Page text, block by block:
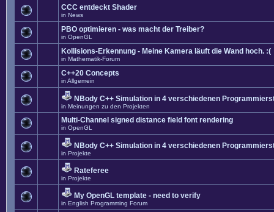
CCC entdeckt Shader
in News
PBO optimieren - was macht der Treiber?
in OpenGL
Kollisions-Erkennung - Meine Kamera läuft die Wand hoch. :(
in Mathematik-Forum
C++20 Concepts
in Allgemein
NBody C++ Simulation in 4 verschiedenen
in Meinungen zu den Projekten
Multi-Channel signed distance field font rendering
in OpenGL
NBody C++ Simulation in 4 verschiedenen
in Projekte
Rateferee
in Projekte
My OpenGL template - need to verify
in English Programming Forum